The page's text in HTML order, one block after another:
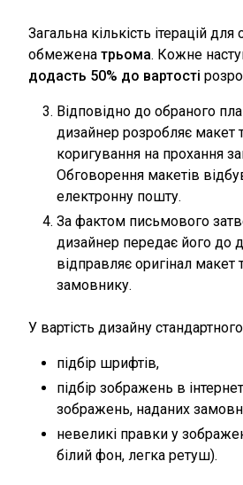
Загальна кількість ітерацій
обмежена трьома. Кожне
додасть 50% до вартості
Відповідно до обраного
дизайнер розробляє макет
коригування на прохання
Обговорення макетів
електронну пошту.
За фактом письмового
дизайнер передає його до
відправляє оригінал
замовнику.
У вартість дизайну
підбір шрифтів,
підбір зображень в
зображень, наданих
невеликі правки у
білий фон, легка ретуш).